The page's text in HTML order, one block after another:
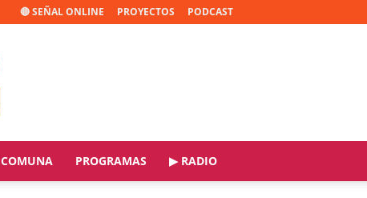
🔴 SEÑAL ONLINE PROYECTOS PODCAST
COMUNA PROGRAMAS ▶ RADIO